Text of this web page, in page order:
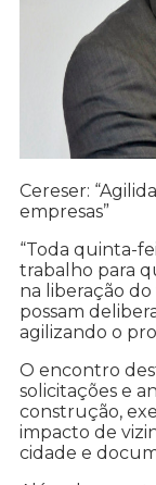
Cereser:
empresas”
“Toda quinta-
trabalho para
na liberação
possam
agilizando o
O encontro
solicitações e
construção,
impacto de
cidade e